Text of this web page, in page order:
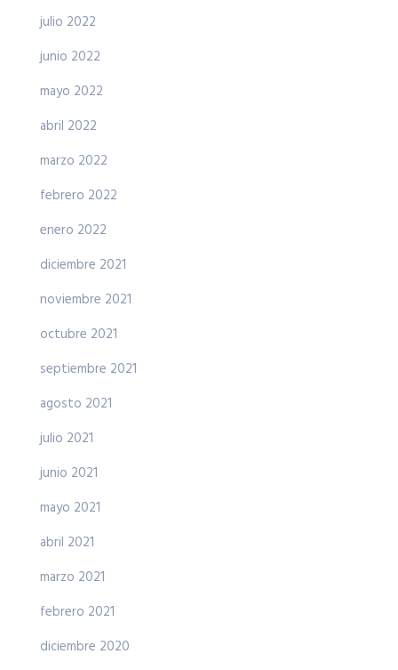
julio 2022
junio 2022
mayo 2022
abril 2022
marzo 2022
febrero 2022
enero 2022
diciembre 2021
noviembre 2021
octubre 2021
septiembre 2021
agosto 2021
julio 2021
junio 2021
mayo 2021
abril 2021
marzo 2021
febrero 2021
diciembre 2020